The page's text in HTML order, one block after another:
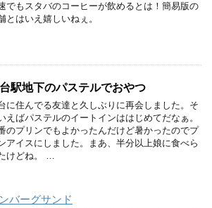
でもスタバのコーヒーが飲めるとは！簡易版の
とはいえ嬉しいねぇ。
駅地下のパステルでおやつ
に住んでる友達と久しぶりに再会しました。そ
えばパステルのイートインははじめてだなぁ。
のプリンでもよかったんだけど暑かったのでプ
アイスにしました。まあ、半分以上娘に食べら
けどね。 …
バーグサンド